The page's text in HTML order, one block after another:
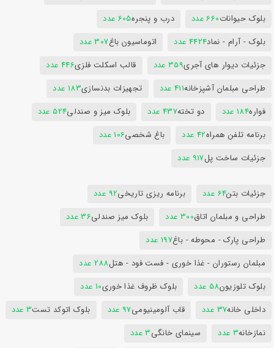
بلوک حیوانات660 عدد درب و پنجره605 عدد
بلوک - آرام - نماد4424 عدد اتوماسیون باغ307 عدد
جزئیات دیوار های آجری359 عدد قالب اسکلت فلزی446 عدد
طراحی مبلمان آشپزخانه411 عدد تجهیزات بدنسازی183 عدد
فواره184 عدد دو تخته437 عدد بلوک میز و صندلی524 عدد
برنامه تلفن همراه42 عدد باغ شخصی106 عدد
جزئیات ساخت پل917 عدد
جزئیات بتن64 عدد برنامه ریزی تاریخی92 عدد
طراحی و مبلمان اتاق300 عدد بلوک میز صندلی36 عدد
طراحی پارک - محوطه - باغ197 عدد
مبلمان رستوران - غذا خوری - فست فود - هتل288 عدد
بلوک تلوزیون58 عدد بلوک ظروف غذا خوری10 عدد
داخلی خانه37 عدد قاب آلومینیومی97 عدد بلوک اتوکد تست3 عدد
نمازخانه3 عدد سینمای خانگی3 عدد